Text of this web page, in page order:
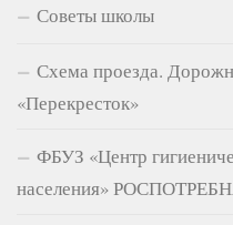
Советы школы
Схема проезда.
«Перекресток»
ФБУЗ «Центр
населения»